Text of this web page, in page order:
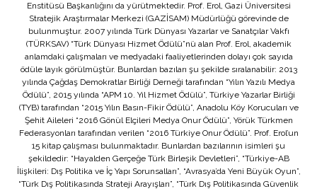
Enstitüsü Başkanlığını da yürütmektedir. Prof. Erol, Gazi Üniversitesi
Stratejik Araştırmalar Merkezi (GAZİSAM) Müdürlüğü görevinde de
bulunmuştur. 2007 yılında Türk Dünyası Yazarlar ve Sanatçılar Vakfı
(TÜRKSAV) “Türk Dünyası Hizmet Ödülü”nü alan Prof. Erol, akademik
anlamdaki çalışmaları ve medyadaki faaliyetlerinden dolayı çok sayıda
ödüle layık görülmüştür. Bunlardan bazıları şu şekilde sıralanabilir: 2013
yılında Çağdaş Demokratlar Birliği Derneği tarafından “Yılın Yazılı Medya
Ödülü”, 2015 yılında “APM 10. Yıl Hizmet Ödülü”, Türkiye Yazarlar Birliği
(TYB) tarafından “2015 Yılın Basın-Fikir Ödülü”, Anadolu Köy Korucuları ve
Şehit Aileleri “2016 Gönül Elçileri Medya Onur Ödülü”, Yörük Türkmen
Federasyonları tarafından verilen “2016 Türkiye Onur Ödülü”. Prof. Erol’un
15 kitap çalışması bulunmaktadır. Bunlardan bazılarının isimleri şu
şekildedir: “Hayalden Gerçeğe Türk Birleşik Devletleri”, “Türkiye-AB
İlişkileri: Dış Politika ve İç Yapı Sorunsalları”, “Avrasya’da Yeni Büyük Oyun”,
“Türk Dış Politikasında Strateji Arayışları”, “Türk Dış Politikasında Güvenlik